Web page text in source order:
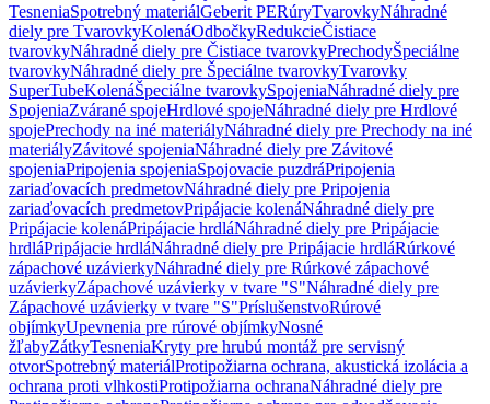
TesneniaSpotrebný materiálGeberit PERúryTvarovkyNáhradné
diely pre TvarovkyKolenáOdbočkyRedukcieČistiace
tvarovkyNáhradné diely pre Čistiace tvarovkyPrechodyŠpeciálne
tvarovkyNáhradné diely pre Špeciálne tvarovkyTvarovky
SuperTubeKolenáŠpeciálne tvarovkySpojeniaNáhradné diely pre
SpojeniaZvárané spojeHrdlové spojeNáhradné diely pre Hrdlové
spojePrechody na iné materiályNáhradné diely pre Prechody na iné
materiályZávitové spojeniaNáhradné diely pre Závitové
spojeniaPripojenia spojeniaSpojovacie puzdráPripojenia
zariaďovacích predmetovNáhradné diely pre Pripojenia
zariaďovacích predmetovPripájacie kolenáNáhradné diely pre
Pripájacie kolenáPripájacie hrdláNáhradné diely pre Pripájacie
hrdláPripájacie hrdláNáhradné diely pre Pripájacie hrdláRúrkové
zápachové uzávierkyNáhradné diely pre Rúrkové zápachové
uzávierkyZápachové uzávierky v tvare "S"Náhradné diely pre
Zápachové uzávierky v tvare "S"PríslušenstvoRúrové
objímkyUpevnenia pre rúrové objímkyNosné
žľabyZátkyTesneniaKryty pre hrubú montáž pre servisný
otvorSpotrebný materiálProtipožiarna ochrana, akustická izolácia a
ochrana proti vlhkostiProtipožiarna ochranaNáhradné diely pre